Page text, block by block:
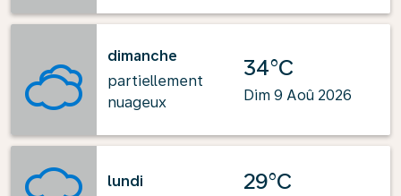
dimanche
partiellement
nuageux
34°C
Dim 9 Aoû 2026
lundi
29°C